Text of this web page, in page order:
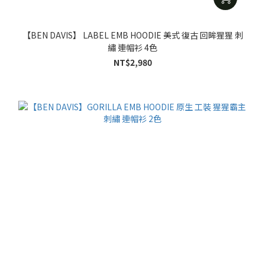
【BEN DAVIS】 LABEL EMB HOODIE 美式 復古 回眸猩猩 刺
繡 連帽衫 4色
NT$2,980